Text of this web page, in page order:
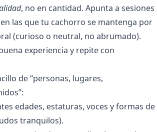
, no en cantidad. Apunta a sesiones
las que tu cachorro se mantenga por
(curioso o neutral, no abrumado).
experiencia y repite con
de “personas, lugares,
edades, estaturas, voces y formas de
tranquilos).